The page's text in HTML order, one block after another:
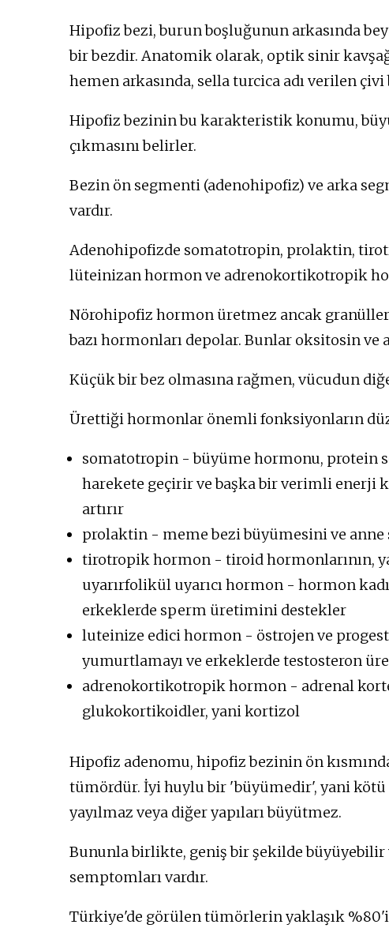
artış
Hipofiz bezi, burun boşluğunun arkasında
bir bezdir. Anatomik olarak, optik sinir
hemen arkasında, sella turcica adı verilen
Hipofiz bezinin bu karakteristik konumu,
çıkmasını belirler.
Bezin ön segmenti (adenohipofiz) ve arka
vardır.
Adenohipofizde somatotropin, prolaktin,
lüteinizan hormon ve adrenokortikotropik
Nörohipofiz hormon üretmez ancak
bazı hormonları depolar. Bunlar oksitosin
Küçük bir bez olmasına rağmen, vücudun
Ürettiği hormonlar önemli fonksiyonların
somatotropin - büyüme hormonu, protein
harekete geçirir ve başka bir verimli enerji
artırır
prolaktin - meme bezi büyümesini ve
tirotropik hormon - tiroid hormonlarının,
uyarırfolikül uyarıcı hormon - hormon
erkeklerde sperm üretimini destekler
luteinize edici hormon - östrojen ve
yumurtlamayı ve erkeklerde testosteron
adrenokortikotropik hormon - adrenal
glukokortikoidler, yani kortizol
Hipofiz adenomu, hipofiz bezinin ön
tümördür. İyi huylu bir 'büyümedir', yani
yayılmaz veya diğer yapıları büyütmez.
Bununla birlikte, geniş bir şekilde büyüyebilir
semptomları vardır.
Türkiye'de görülen tümörlerin yaklaşık